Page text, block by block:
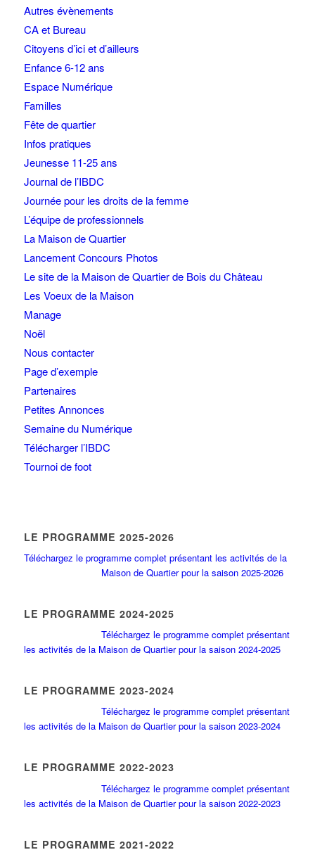
Autres évènements
CA et Bureau
Citoyens d’ici et d’ailleurs
Enfance 6-12 ans
Espace Numérique
Familles
Fête de quartier
Infos pratiques
Jeunesse 11-25 ans
Journal de l’IBDC
Journée pour les droits de la femme
L’équipe de professionnels
La Maison de Quartier
Lancement Concours Photos
Le site de la Maison de Quartier de Bois du Château
Les Voeux de la Maison
Manage
Noël
Nous contacter
Page d’exemple
Partenaires
Petites Annonces
Semaine du Numérique
Télécharger l’IBDC
Tournoi de foot
LE PROGRAMME 2025-2026
Téléchargez le programme complet présentant les activités de la
Maison de Quartier pour la saison 2025-2026
LE PROGRAMME 2024-2025
Téléchargez le programme complet présentant
les activités de la Maison de Quartier pour la saison 2024-2025
LE PROGRAMME 2023-2024
Téléchargez le programme complet présentant
les activités de la Maison de Quartier pour la saison 2023-2024
LE PROGRAMME 2022-2023
Téléchargez le programme complet présentant
les activités de la Maison de Quartier pour la saison 2022-2023
LE PROGRAMME 2021-2022